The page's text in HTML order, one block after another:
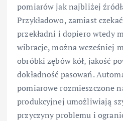
pomiarów jak najbliżej
Przykładowo, zamiast
przekładni i dopiero wtedy
wibracje, można wcześniej
obróbki zębów kół, jakość
dokładność pasowań.
pomiarowe rozmieszczone
produkcyjnej umożliwiają
przyczyny problemu i